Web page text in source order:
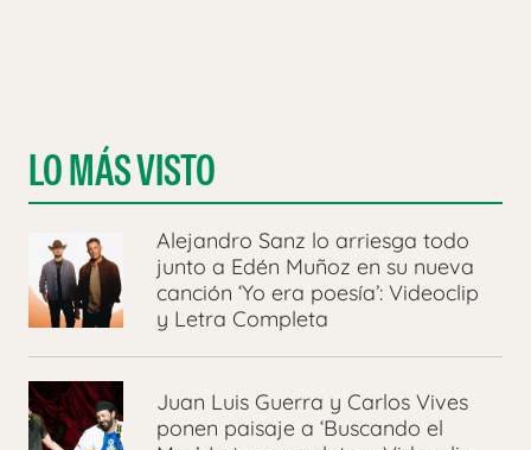
LO MÁS VISTO
Alejandro Sanz lo arriesga todo
junto a Edén Muñoz en su nueva
canción ‘Yo era poesía’: Videoclip
y Letra Completa
Juan Luis Guerra y Carlos Vives
ponen paisaje a ‘Buscando el